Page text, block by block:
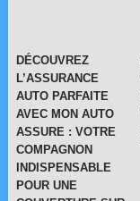
DÉCOUVREZ
L’ASSURANCE
AUTO PARFAITE
AVEC MON AUTO
ASSURE : VOTRE
COMPAGNON
INDISPENSABLE
POUR UNE